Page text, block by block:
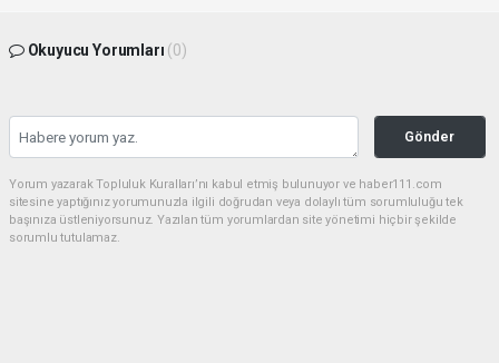
Okuyucu Yorumları (0)
Gönder
Yorum yazarak Topluluk Kuralları’nı kabul etmiş bulunuyor ve haber111.com
sitesine yaptığınız yorumunuzla ilgili doğrudan veya dolaylı tüm sorumluluğu tek
başınıza üstleniyorsunuz. Yazılan tüm yorumlardan site yönetimi hiçbir şekilde
sorumlu tutulamaz.